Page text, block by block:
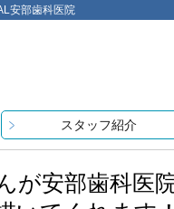
安部歯科医院
スタッフ紹介
が安部歯科医